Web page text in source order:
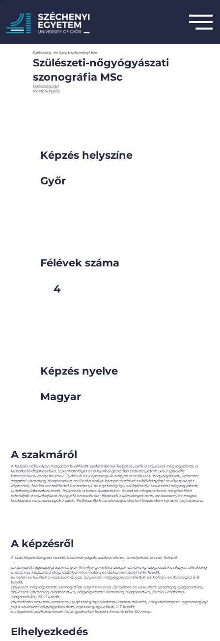
Szülészeti-nőgyógyászati
szonográfia MSc
Egészségügyi
Mesterképzés
Egészség- és Sporttudományi Kar
A képzésről
A szakképzettséghez vezető tudományágak, szakterületek, amelyekből a szak felépül:
alkalmazott egészségtudományok (klinikai genetika alapjai, ultrahang-diagnosztika alapjai, ultrahang
anatómia, képalkotó diagnosztikai informatika és dokumentáció) 13-16 kredit;
elméleti és klinikai orvostudományok (szülészet-nőgyógyászati élettan és kórtan, embriológia) 5–8
kredit;
szülészet-nőgyógyászati szonográfiai szakismeretek (általános és vascularis ultrahang-diagnosztika,
szülészeti ultrahang-diagnosztika, nőgyógyászati ultrahang-diagnosztika, fetalis ultrahang-
diagnosztika) 22-25 kredit;
választható szakmai ismeretek (egészségügyi szakmai kommunikáció, könyvtárismeret, egészségügyi
jog a szülészet-nőgyógyászatban, egészségügyi etika) 5–7 kredit;
a képzéssel párhuzamosan folyó gyakorlati képzés kreditértéke 60 kredit.
Képzés helyszíne
Győr
Félévek száma
4
Képzés nyelve
Magyar
A szakmáról
A képzés célja olyan magasan kvalifikált szakemberek képzése, akik a szülészet-nőgyógyászat, a
képalkotó diagnosztika, a perinatológia és a klinikai genetika szakterületein belül speciális
ismeretekkel rendelkeznek. Tudásuk és képességeik alapján a szülészeti-nőgyógyászati, valamint
magzati ultrahang-diagnosztika területén önálló kompetenciával szűrővizsgálati tevékenységet
végeznek, felelős szemlélettel üzemeltetik az egészségügyi szolgáltatók szülészeti-nőgyógyászati
ultrahang laboratóriumait, felismerik a kóros állapotokat, és azt az irányelveknek megfelelően
referálják a munkájukat felügyelő orvosoknak. Képesek különbséget tenni az alacsony és magas
kockázatú várandósságok között. Felkészültek tanulmányai doktori képzésben történő folytatására.
Elhelyezkedés